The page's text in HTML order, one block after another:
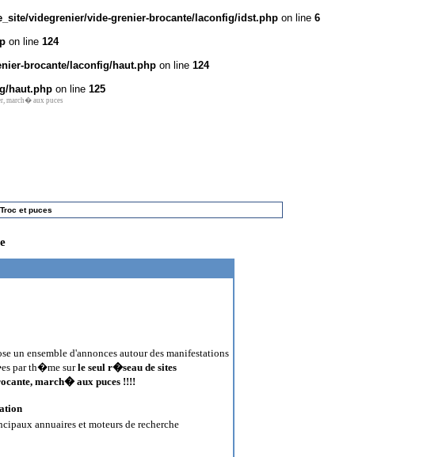
videgrenier/vide-grenier-brocante/laconfig/idst.php on line 6
on line 124
brocante/laconfig/haut.php on line 124
haut.php on line 125
march� aux puces
et puces
un ensemble d'annonces autour des manifestations
par th�me surle seul r�seau de sites
march� aux puces !!!!
annuaires et moteurs de recherche